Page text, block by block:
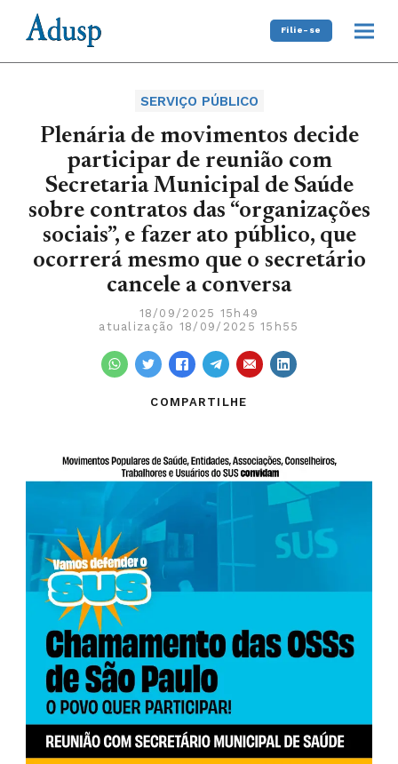
Filie-se
SERVIÇO PÚBLICO
Plenária de movimentos decide
participar de reunião com
Secretaria Municipal de Saúde
sobre contratos das “organizações
sociais”, e fazer ato público, que
ocorrerá mesmo que o secretário
cancele a conversa
18/09/2025 15h49
atualização 18/09/2025 15h55
COMPARTILHE